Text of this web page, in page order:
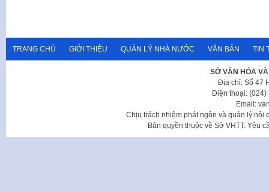
TRANG CHỦ GIỚI THIỆU QUẢN LÝ NHÀ NƯỚC VĂN BẢN TIN
SỞ VĂN HÓA
Địa chỉ: Số 47
Điện thoại: (024)
Email:
Chịu trách nhiệm phát ngôn và quản lý nội
Bản quyền thuộc về Sở VHTT. Yêu